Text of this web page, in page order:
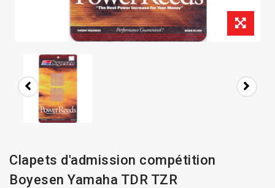
Clapets d'admission compétition
Boyesen Yamaha TDR TZR